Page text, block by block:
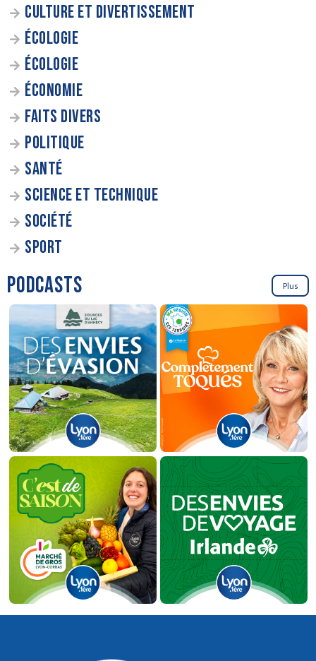
CULTURE ET DIVERTISSEMENT
ÉCOLOGIE
ÉCOLOGIE
ÉCONOMIE
FAITS DIVERS
POLITIQUE
SANTÉ
SCIENCE ET TECHNIQUE
SOCIÉTÉ
SPORT
PODCASTS Plus